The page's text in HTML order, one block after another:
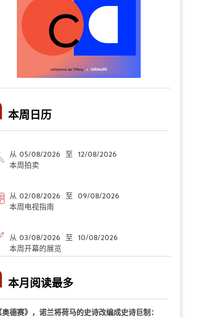
本周日历
从 05/08/2026 至 12/08/2026
本周拍卖
从 02/08/2026 至 09/08/2026
本周电视指南
从 03/08/2026 至 10/08/2026
本周开幕的展览
本月阅读最多
奥德赛》，诺兰将荷马的史诗改编成史诗巨制：